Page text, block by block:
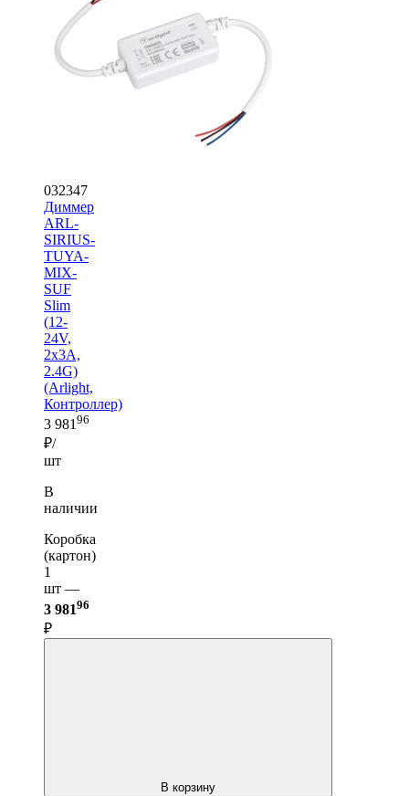
032347
Диммер
ARL-
SIRIUS-
TUYA-
MIX-
SUF
Slim
(12-
24V,
2x3A,
2.4G)
(Arlight,
Контроллер)
3 981 96
₽/
шт
В
наличии
Коробка
(картон)
1
шт —
3 98196
₽
В корзину